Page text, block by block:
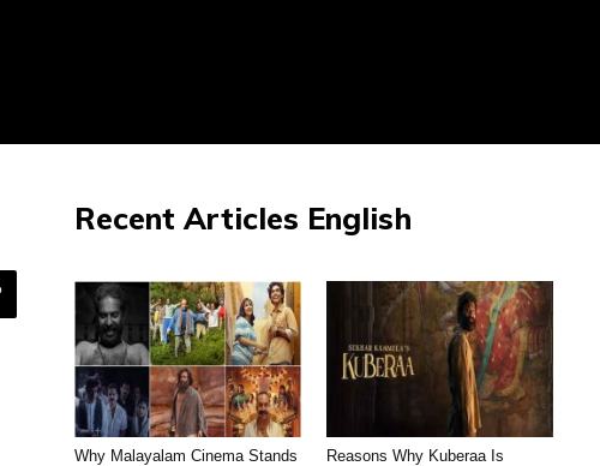
Recent Articles English
Why Malayalam Cinema Stands
Reasons Why Kuberaa Is